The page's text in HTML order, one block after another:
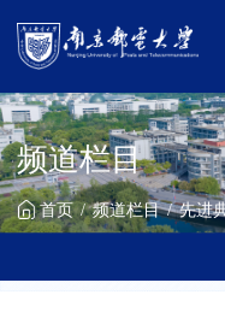
频道栏目
首页 频道栏目 先进